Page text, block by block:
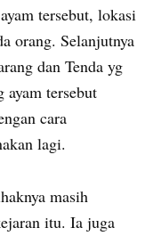
tersebut, lokasi
orang. Selanjutnya
dan Tenda yg
tersebut
cara
lagi.
masih
itu. Ia juga